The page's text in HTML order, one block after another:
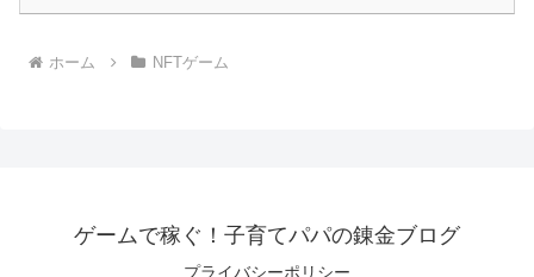
ホーム NFTゲーム
ゲームで稼ぐ！子育てパパの錬金ブログ
プライバシーポリシー